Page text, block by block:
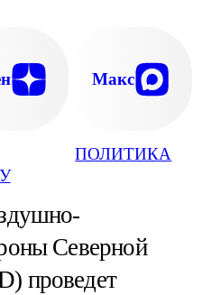
ПОЛИТИКА
Макс
Северной
проведет